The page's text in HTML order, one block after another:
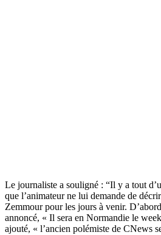
Le journaliste a souligné : “Il y a tout
que l’animateur ne lui demande de
Zemmour pour les jours à venir.
annoncé, « Il sera en Normandie le
ajouté, « l’ancien polémiste de CNews